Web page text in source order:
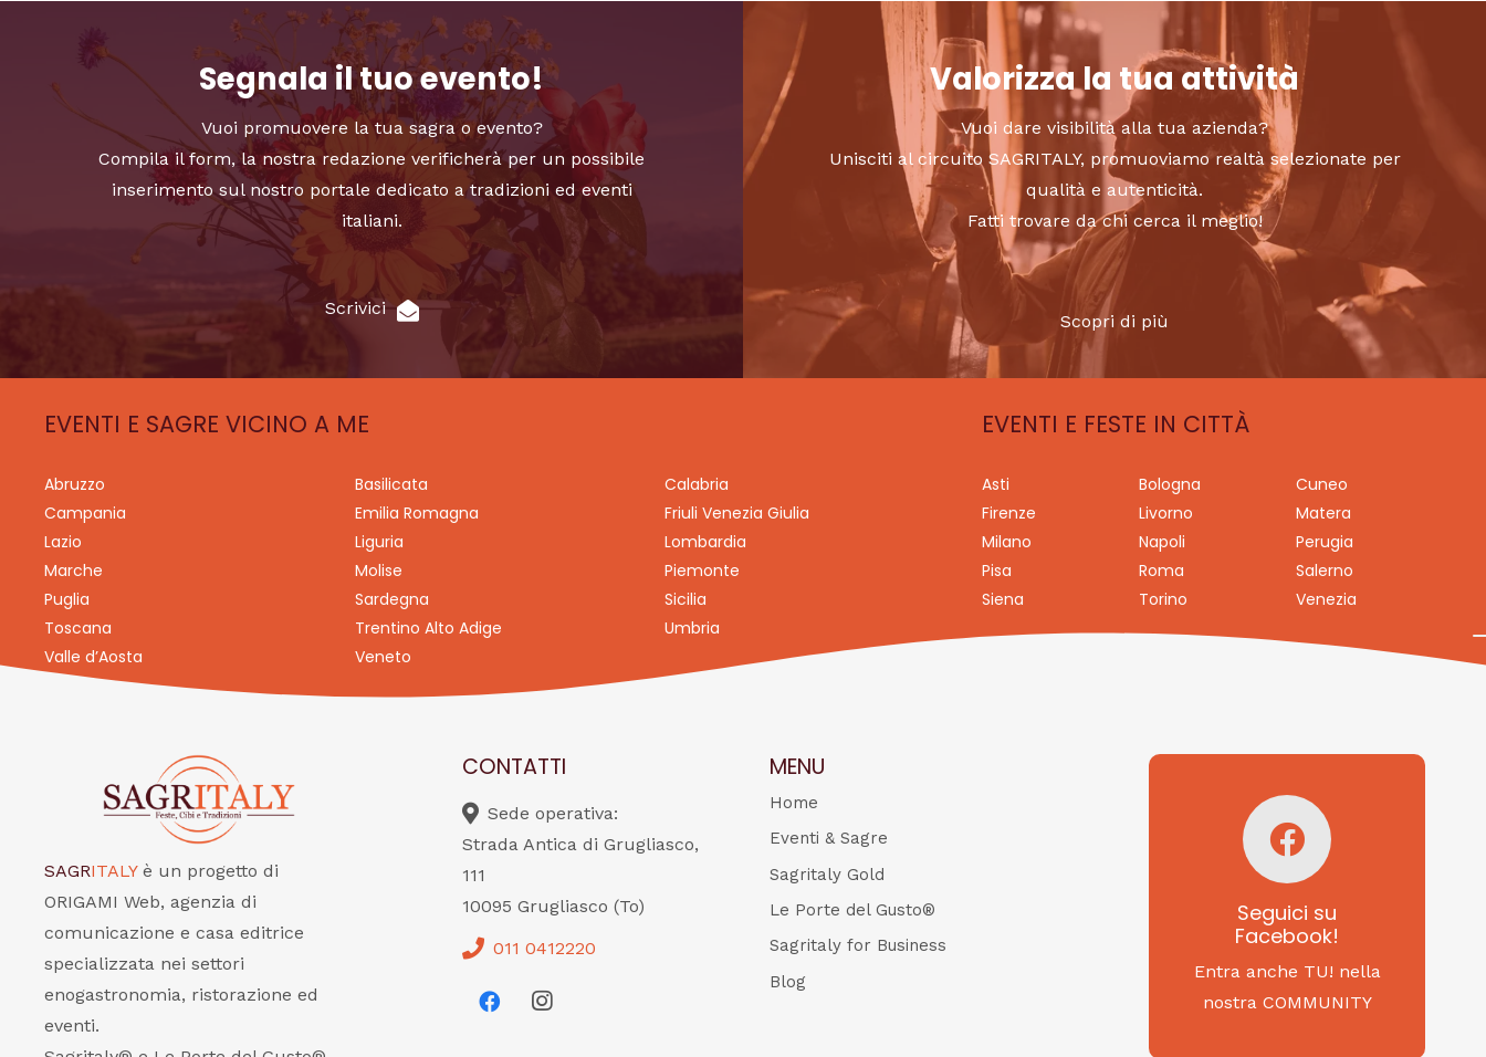
Segnala il tuo evento!
Vuoi promuovere la tua sagra o evento?
Compila il form, la nostra redazione verificherà per un possibile
inserimento sul nostro portale dedicato a tradizioni ed eventi
italiani.
Scrivici
Valorizza la tua attività
Vuoi dare visibilità alla tua azienda?
Unisciti al circuito SAGRITALY, promuoviamo realtà selezionate per
qualità e autenticità.
Fatti trovare da chi cerca il meglio!
Scopri di più
EVENTI E SAGRE VICINO A ME
Abruzzo Basilicata
Calabria
Campania
Emilia Romagna
Friuli Venezia Giulia
Lazio
Liguria
Lombardia
Marche
Molise
Piemonte
Puglia
Sardegna
Sicilia
Toscana
Trentino Alto Adige
Umbria
Valle d’Aosta
Veneto
EVENTI E FESTE IN CITTÀ
Asti Bologna
Cuneo
Firenze
Livorno
Matera
Milano
Napoli
Perugia
Pisa
Roma
Salerno
Siena
Torino Venezia
SAGRITALY è un progetto di
ORIGAMI Web, agenzia di
comunicazione e casa editrice
specializzata nei settori
enogastronomia, ristorazione ed
eventi.
CONTATTI
Sede operativa:
Strada Antica di Grugliasco,
111
10095 Grugliasco (To)
011 0412220
MENU
Home
Eventi & Sagre
Sagritaly Gold
Le Porte del Gusto®
Sagritaly for Business
Blog
Seguici su
Facebook!
Entra anche TU! nella
nostra COMMUNITY
Seguici su
Facebook!
SAGRITALY
Feste, cibi e tradizioni
da Nord a Sud...